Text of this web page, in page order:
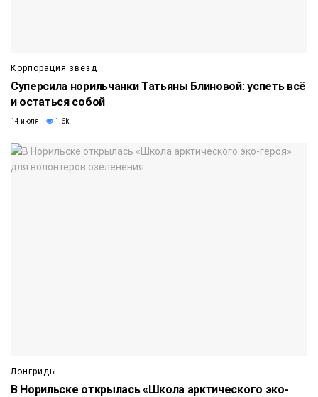
Корпорация звезд
Суперсила норильчанки Татьяны Блиновой: успеть всё
и остаться собой
14 июля 1.6k
Лонгриды
В Норильске открылась «Школа арктического эко-